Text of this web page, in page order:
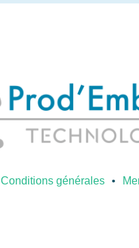
Conditions générales